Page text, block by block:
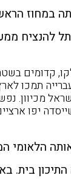
במחוז
להנציח
קדומים
תמכו
מכיוון.
יפו
התיכון